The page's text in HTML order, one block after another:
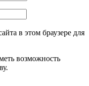
в этом браузере для
возможность